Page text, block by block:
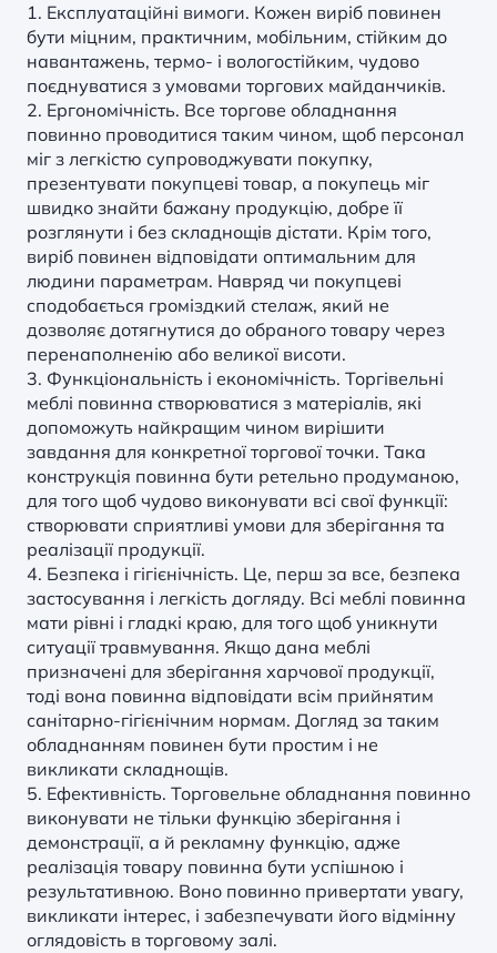
1. Експлуатаційні вимоги. Кожен виріб повинен
бути міцним, практичним, мобільним, стійким до
навантажень, термо- і вологостійким, чудово
поєднуватися з умовами торгових майданчиків.
2. Ергономічність. Все торгове обладнання
повинно проводитися таким чином, щоб персонал
міг з легкістю супроводжувати покупку,
презентувати покупцеві товар, а покупець міг
швидко знайти бажану продукцію, добре її
розглянути і без складнощів дістати. Крім того,
виріб повинен відповідати оптимальним для
людини параметрам. Навряд чи покупцеві
сподобається громіздкий стелаж, який не
дозволяє дотягнутися до обраного товару через
перенаполненію або великої висоти.
3. Функціональність і економічність. Торгівельні
меблі повинна створюватися з матеріалів, які
допоможуть найкращим чином вирішити
завдання для конкретної торгової точки. Така
конструкція повинна бути ретельно продуманою,
для того щоб чудово виконувати всі свої функції:
створювати сприятливі умови для зберігання та
реалізації продукції.
4. Безпека і гігієнічність. Це, перш за все, безпека
застосування і легкість догляду. Всі меблі повинна
мати рівні і гладкі краю, для того щоб уникнути
ситуації травмування. Якщо дана меблі
призначені для зберігання харчової продукції,
тоді вона повинна відповідати всім прийнятим
санітарно-гігієнічним нормам. Догляд за таким
обладнанням повинен бути простим і не
викликати складнощів.
5. Ефективність. Торговельне обладнання повинно
виконувати не тільки функцію зберігання і
демонстрації, а й рекламну функцію, адже
реалізація товару повинна бути успішною і
результативною. Воно повинно привертати увагу,
викликати інтерес, і забезпечувати його відмінну
оглядовість в торговому залі.